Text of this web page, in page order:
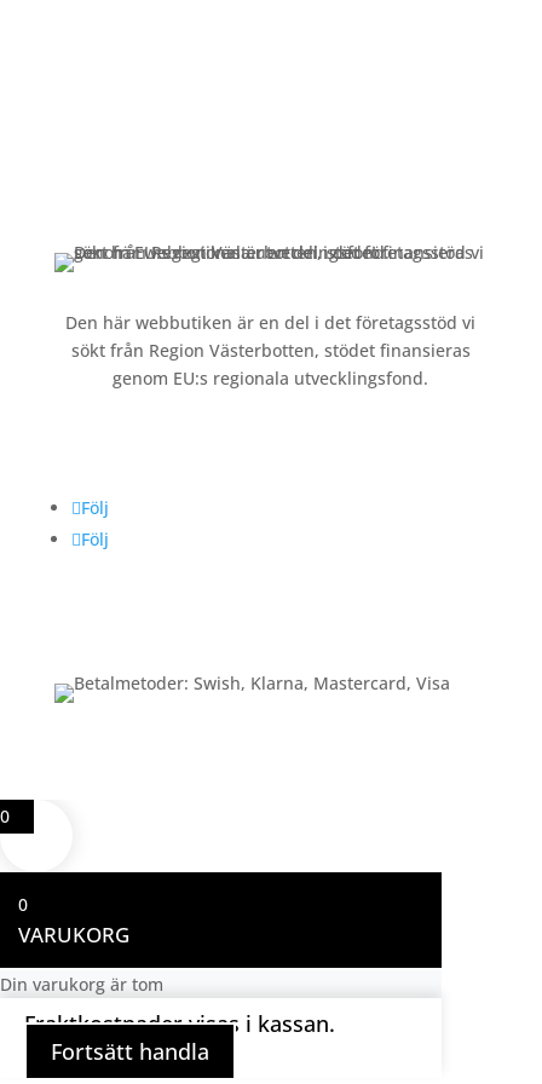
Den här webbutiken är en del i det företagsstöd vi
sökt från Region Västerbotten, stödet finansieras
genom EU:s regionala utvecklingsfond.
Följ
Följ
0
0
VARUKORG
Din varukorg är tom
Fraktkostnader visas i kassan.
Fortsätt handla